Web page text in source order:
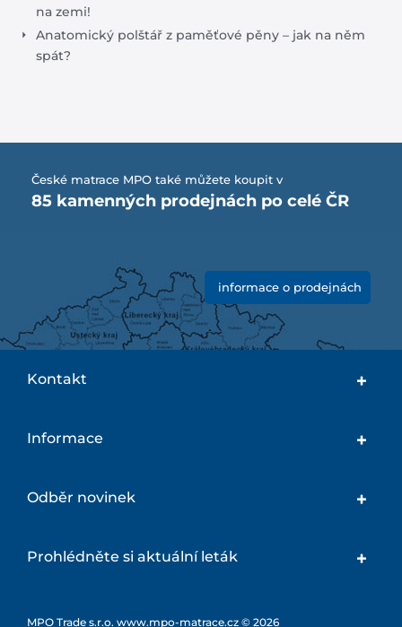
na zemi!
Anatomický polštář z paměťové pěny – jak na něm
spát?
České matrace MPO také můžete koupit v
85 kamenných prodejnách po celé ČR
informace o prodejnách
Kontakt
Informace
Odběr novinek
Prohlédněte si aktuální leták
MPO Trade s.r.o. www.mpo-matrace.cz © 2026